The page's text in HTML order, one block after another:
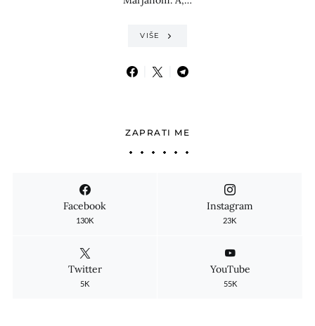
VIŠE
ZAPRATI ME
Facebook
130K
Instagram
23K
Twitter
5K
YouTube
55K